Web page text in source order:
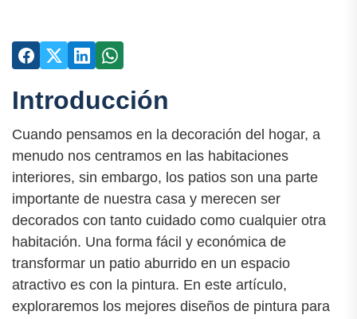
Introducción
Cuando pensamos en la decoración del hogar, a
menudo nos centramos en las habitaciones
interiores, sin embargo, los patios son una parte
importante de nuestra casa y merecen ser
decorados con tanto cuidado como cualquier otra
habitación. Una forma fácil y económica de
transformar un patio aburrido en un espacio
atractivo es con la pintura. En este artículo,
exploraremos los mejores diseños de pintura para